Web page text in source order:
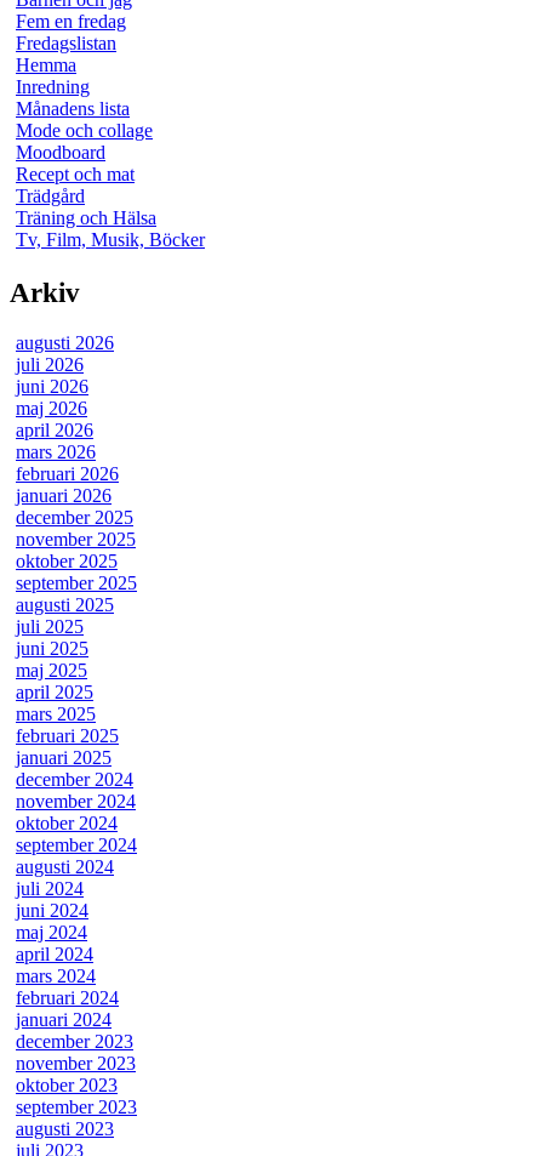
Fem en fredag
Fredagslistan
Hemma
Inredning
Månadens lista
Mode och collage
Moodboard
Recept och mat
Trädgård
Träning och Hälsa
Tv, Film, Musik, Böcker
Arkiv
augusti 2026
juli 2026
juni 2026
maj 2026
april 2026
mars 2026
februari 2026
januari 2026
december 2025
november 2025
oktober 2025
september 2025
augusti 2025
juli 2025
juni 2025
maj 2025
april 2025
mars 2025
februari 2025
januari 2025
december 2024
november 2024
oktober 2024
september 2024
augusti 2024
juli 2024
juni 2024
maj 2024
april 2024
mars 2024
februari 2024
januari 2024
december 2023
november 2023
oktober 2023
september 2023
augusti 2023
juli 2023